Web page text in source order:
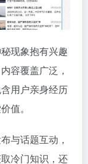
现象抱有兴趣
容覆盖广泛，
用户亲身经历
值。
与话题互动，
冷门知识，还